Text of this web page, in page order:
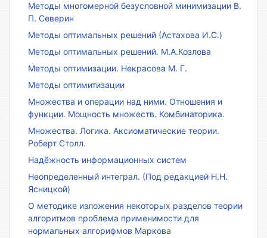
Методы многомерной безусловной минимизации В.
П. Северин
Методы оптимальных решений (Астахова И.С.)
Методы оптимальных решений. М.А.Козлова
Методы оптимизации. Некрасова М. Г.
Методы оптимитизации
Множества и операции над ними. Отношения и
функции. Мощность множеств. Комбинаторика.
Множества. Логика. Аксиоматические теории.
Роберт Столл.
Надёжность информационных систем
Неопределенный интеграл. (Под редакцией Н.Н.
Ясницкой)
О методике изложения некоторых разделов теории
алгоритмов проблема применимости для
нормальных алгорифмов Маркова